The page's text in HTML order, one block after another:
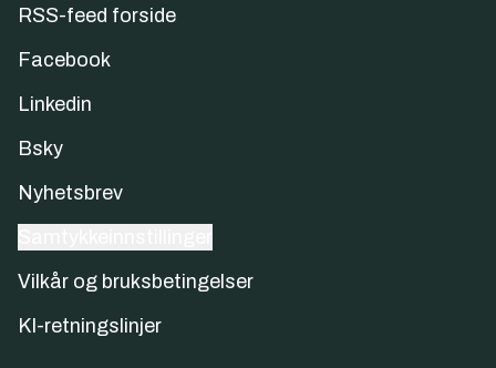
RSS-feed forside
Facebook
Linkedin
Bsky
Nyhetsbrev
Vilkår og bruksbetingelser
KI-retningslinjer